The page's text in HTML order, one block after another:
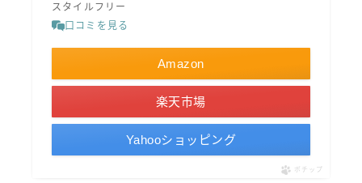
スタイルフリー
口コミを見る
Amazon
楽天市場
Yahooショッピング
ポチップ